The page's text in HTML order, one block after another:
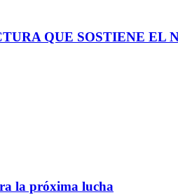
QUE SOSTIENE EL
la próxima lucha